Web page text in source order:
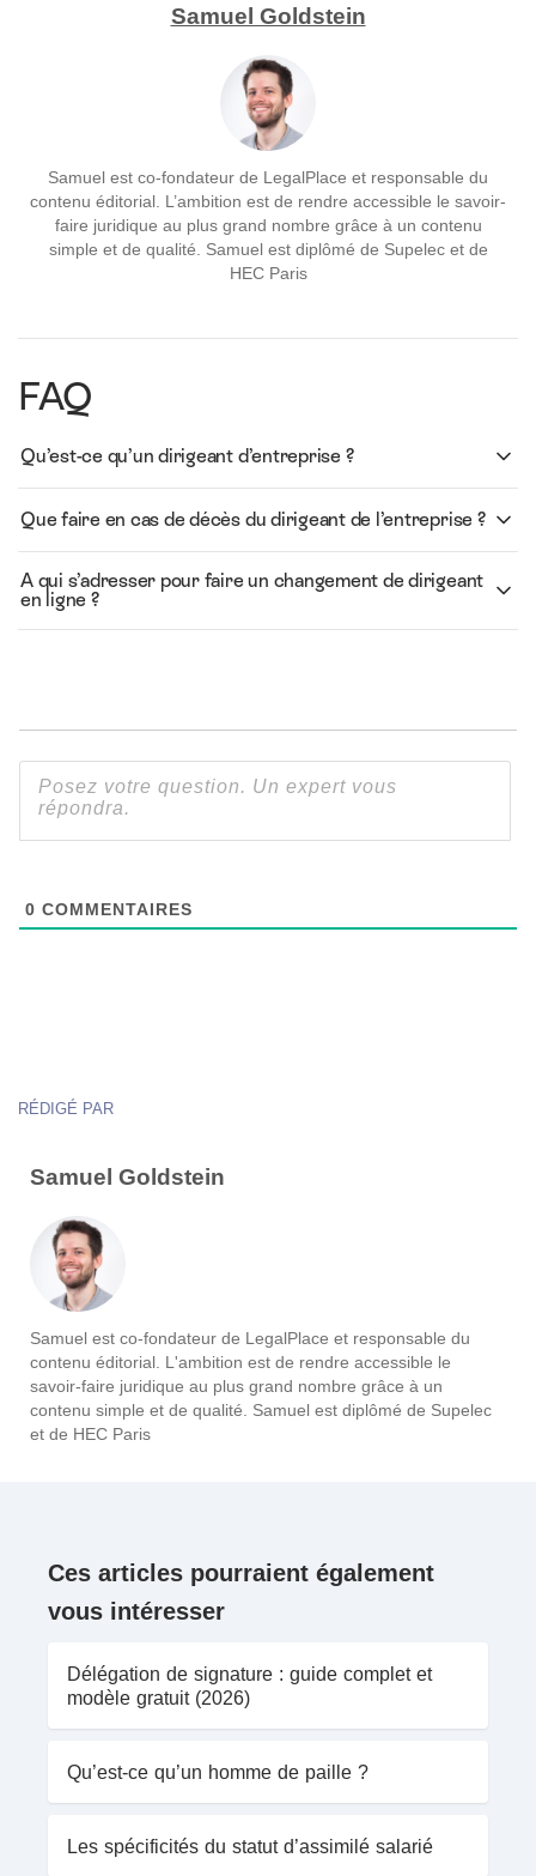
Samuel Goldstein
Samuel est co-fondateur de LegalPlace et responsable du
contenu éditorial. L’ambition est de rendre accessible le savoir-
faire juridique au plus grand nombre grâce à un contenu
simple et de qualité. Samuel est diplômé de Supelec et de
HEC Paris
FAQ
Qu’est-ce qu’un dirigeant d’entreprise ?
Que faire en cas de décès du dirigeant de l’entreprise ?
A qui s’adresser pour faire un changement de dirigeant
en ligne ?
0 COMMENTAIRES
RÉDIGÉ PAR
Samuel Goldstein
Samuel est co-fondateur de LegalPlace et responsable du
contenu éditorial. L'ambition est de rendre accessible le
savoir-faire juridique au plus grand nombre grâce à un
contenu simple et de qualité. Samuel est diplômé de Supelec
et de HEC Paris
Ces articles pourraient également
vous intéresser
Délégation de signature : guide complet et
modèle gratuit (2026)
Qu’est-ce qu’un homme de paille ?
Les spécificités du statut d’assimilé salarié